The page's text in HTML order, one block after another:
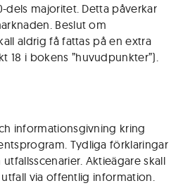
dels majoritet. Detta påverkar
Beslut om
aldrig få fattas på en extra
18 i bokens ”huvudpunkter”).
informationsgivning kring
Tydliga förklaringar
Aktieägare skall
utfall via offentlig information.